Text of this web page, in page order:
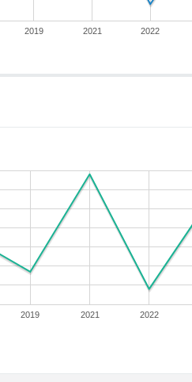
2019 2021 2022
2019 2021 2022